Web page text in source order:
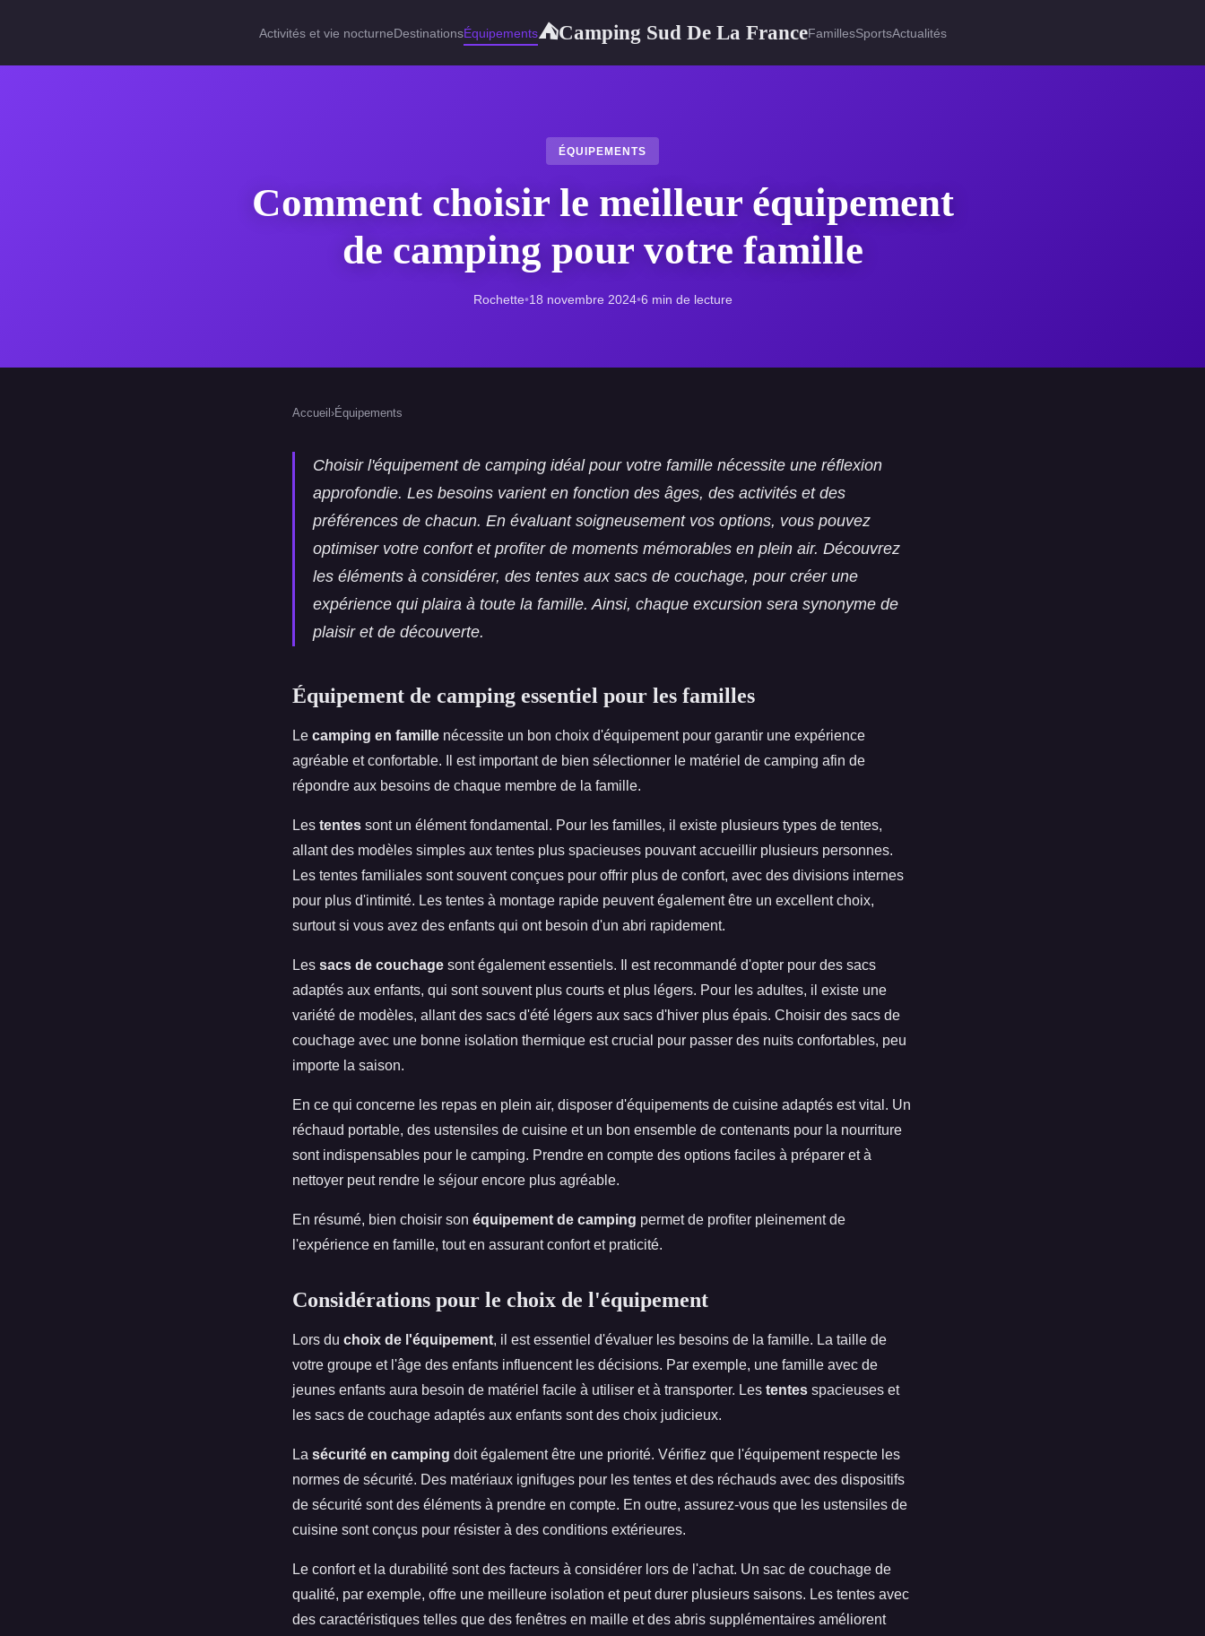
Activités et vie nocturneDestinationsÉquipements⛺Camping Sud De La FranceFamillesSportsActualités
ÉQUIPEMENTS
Comment choisir le meilleur équipement
de camping pour votre famille
Rochette•18 novembre 2024•6 min de lecture
Accueil ›Équipements
Choisir l'équipement de camping idéal pour votre famille nécessite une réflexion
approfondie. Les besoins varient en fonction des âges, des activités et des
préférences de chacun. En évaluant soigneusement vos options, vous pouvez
optimiser votre confort et profiter de moments mémorables en plein air. Découvrez
les éléments à considérer, des tentes aux sacs de couchage, pour créer une
expérience qui plaira à toute la famille. Ainsi, chaque excursion sera synonyme de
plaisir et de découverte.
Équipement de camping essentiel pour les familles
Le camping en famille nécessite un bon choix d'équipement pour garantir une expérience
agréable et confortable. Il est important de bien sélectionner le matériel de camping afin de
répondre aux besoins de chaque membre de la famille.
Les tentes sont un élément fondamental. Pour les familles, il existe plusieurs types de tentes,
allant des modèles simples aux tentes plus spacieuses pouvant accueillir plusieurs personnes.
Les tentes familiales sont souvent conçues pour offrir plus de confort, avec des divisions internes
pour plus d'intimité. Les tentes à montage rapide peuvent également être un excellent choix,
surtout si vous avez des enfants qui ont besoin d'un abri rapidement.
Les sacs de couchage sont également essentiels. Il est recommandé d'opter pour des sacs
adaptés aux enfants, qui sont souvent plus courts et plus légers. Pour les adultes, il existe une
variété de modèles, allant des sacs d'été légers aux sacs d'hiver plus épais. Choisir des sacs de
couchage avec une bonne isolation thermique est crucial pour passer des nuits confortables, peu
importe la saison.
En ce qui concerne les repas en plein air, disposer d'équipements de cuisine adaptés est vital. Un
réchaud portable, des ustensiles de cuisine et un bon ensemble de contenants pour la nourriture
sont indispensables pour le camping. Prendre en compte des options faciles à préparer et à
nettoyer peut rendre le séjour encore plus agréable.
En résumé, bien choisir son équipement de camping permet de profiter pleinement de
l'expérience en famille, tout en assurant confort et praticité.
Considérations pour le choix de l'équipement
Lors du choix de l'équipement, il est essentiel d'évaluer les besoins de la famille. La taille de
votre groupe et l'âge des enfants influencent les décisions. Par exemple, une famille avec de
jeunes enfants aura besoin de matériel facile à utiliser et à transporter. Les tentes spacieuses et
les sacs de couchage adaptés aux enfants sont des choix judicieux.
La sécurité en camping doit également être une priorité. Vérifiez que l'équipement respecte les
normes de sécurité. Des matériaux ignifuges pour les tentes et des réchauds avec des dispositifs
de sécurité sont des éléments à prendre en compte. En outre, assurez-vous que les ustensiles de
cuisine sont conçus pour résister à des conditions extérieures.
Le confort et la durabilité sont des facteurs à considérer lors de l'achat. Un sac de couchage de
qualité, par exemple, offre une meilleure isolation et peut durer plusieurs saisons. Les tentes avec
des caractéristiques telles que des fenêtres en maille et des abris supplémentaires améliorent